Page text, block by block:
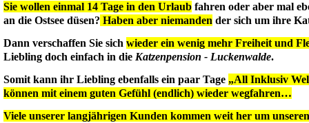
Sie wollen einmal 14 Tage in den Urlaub fahren oder aber mal
an die Ostsee düsen? Haben aber niemanden der sich um ihre
Dann verschaffen Sie sich wieder ein wenig mehr Freiheit und
Liebling doch einfach in die Katzenpension - Luckenwalde.
Somit kann ihr Liebling ebenfalls ein paar Tage „All Inklusiv
können mit einem guten Gefühl (endlich) wieder wegfahren…
Viele unserer langjährigen Kunden kommen weit her um